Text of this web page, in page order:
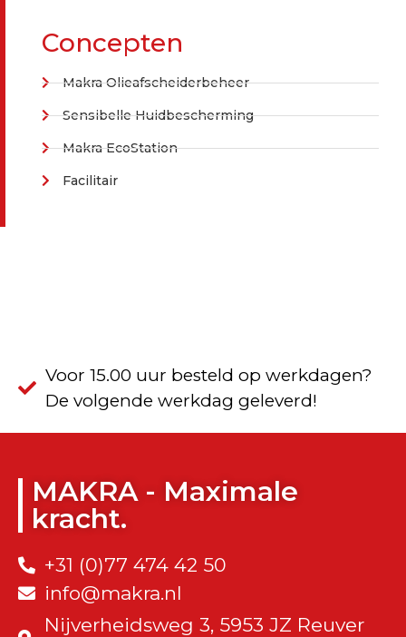
Concepten
Makra Olieafscheiderbeheer
Sensibelle Huidbescherming
Makra EcoStation
Facilitair
Voor 15.00 uur besteld op werkdagen?
De volgende werkdag geleverd!
MAKRA - Maximale
kracht.
+31 (0)77 474 42 50
info@makra.nl
Nijverheidsweg 3, 5953 JZ Reuver